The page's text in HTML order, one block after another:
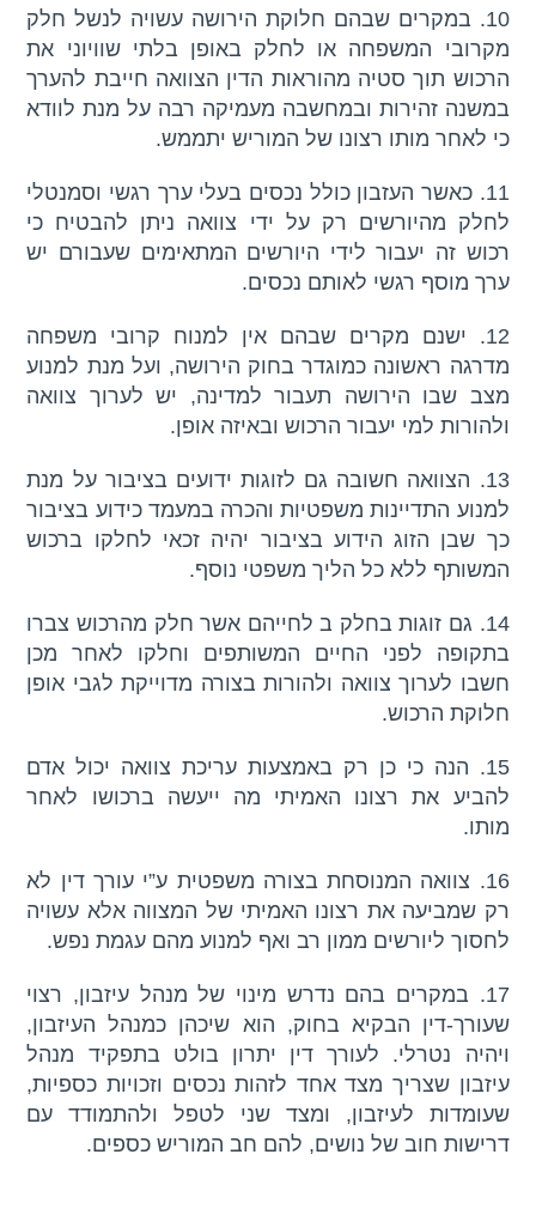
10. במקרים שבהם חלוקת הירושה עשויה לנשל חלק
מקרובי המשפחה או לחלק באופן בלתי שוויוני את
הרכוש תוך סטיה מהוראות הדין הצוואה חייבת להערך
במשנה זהירות ובמחשבה מעמיקה רבה על מנת לוודא
כי לאחר מותו רצונו של המוריש יתממש.
11. כאשר העזבון כולל נכסים בעלי ערך רגשי וסמנטלי
לחלק מהיורשים רק על ידי צוואה ניתן להבטיח כי
רכוש זה יעבור לידי היורשים המתאימים שעבורם יש
ערך מוסף רגשי לאותם נכסים.
12. ישנם מקרים שבהם אין למנוח קרובי משפחה
מדרגה ראשונה כמוגדר בחוק הירושה, ועל מנת למנוע
מצב שבו הירושה תעבור למדינה, יש לערוך צוואה
ולהורות למי יעבור הרכוש ובאיזה אופן.
13. הצוואה חשובה גם לזוגות ידועים בציבור על מנת
למנוע התדיינות משפטיות והכרה במעמד כידוע בציבור
כך שבן הזוג הידוע בציבור יהיה זכאי לחלקו ברכוש
המשותף ללא כל הליך משפטי נוסף.
14. גם זוגות בחלק ב לחייהם אשר חלק מהרכוש צברו
בתקופה לפני החיים המשותפים וחלקו לאחר מכן
חשבו לערוך צוואה ולהורות בצורה מדוייקת לגבי אופן
חלוקת הרכוש.
15. הנה כי כן רק באמצעות עריכת צוואה יכול אדם
להביע את רצונו האמיתי מה ייעשה ברכושו לאחר
מותו.
16. צוואה המנוסחת בצורה משפטית ע”י עורך דין לא
רק שמביעה את רצונו האמיתי של המצווה אלא עשויה
לחסוך ליורשים ממון רב ואף למנוע מהם עגמת נפש.
17. במקרים בהם נדרש מינוי של מנהל עיזבון, רצוי
שעורך-דין הבקיא בחוק, הוא שיכהן כמנהל העיזבון,
ויהיה נטרלי. לעורך דין יתרון בולט בתפקיד מנהל
עיזבון שצריך מצד אחד לזהות נכסים וזכויות כספיות,
שעומדות לעיזבון, ומצד שני לטפל ולהתמודד עם
דרישות חוב של נושים, להם חב המוריש כספים.